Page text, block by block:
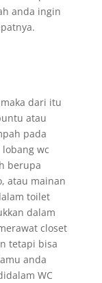
anda ingin
dari itu
atau
pada
wc
berupa
atau mainan
toilet
dalam
closet
tetapi bisa
anda
WC